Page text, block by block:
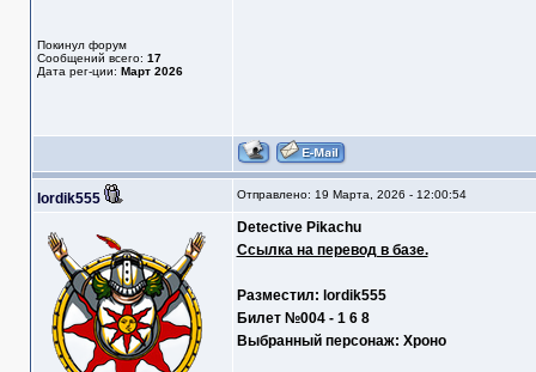
Покинул форум
Сообщений всего: 17
Дата рег-ции: Март 2026
lordik555 Отправлено: 19 Марта, 2026 - 12:00:54
Detective Pikachu
Ссылка на перевод в базе.
Разместил: lordik555
Билет №004 - 1 6 8
Выбранный персонаж: Хроно